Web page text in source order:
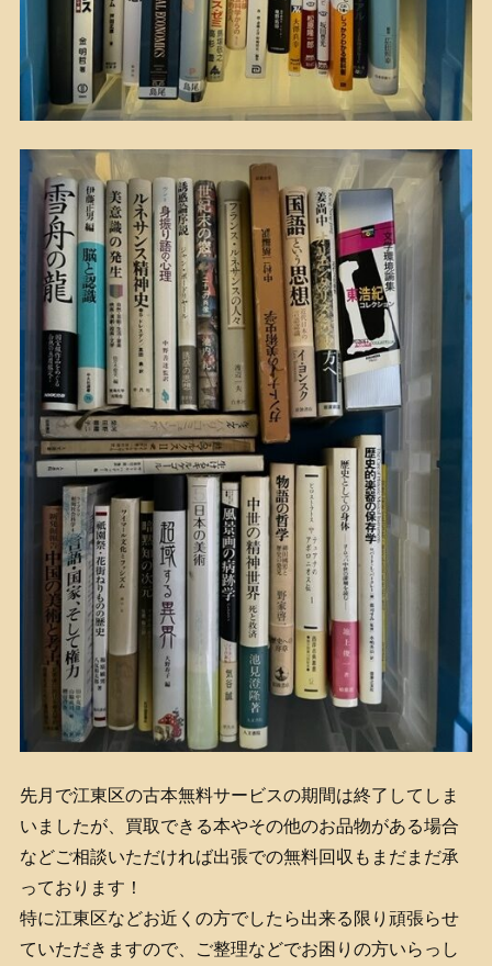
先月で江東区の古本無料サービスの期間は終了してしま
いましたが、買取できる本やその他のお品物がある場合
などご相談いただければ出張での無料回収もまだまだ承
っております！
特に江東区などお近くの方でしたら出来る限り頑張らせ
ていただきますので、ご整理などでお困りの方いらっし